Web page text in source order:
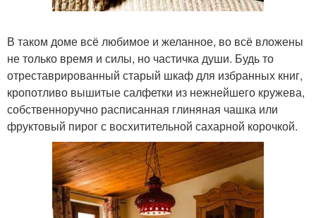
В таком доме всё любимое и желанное, во всё вложены
не только время и силы, но частичка души. Будь то
отреставрированный старый шкаф для избранных книг,
кропотливо вышитые салфетки из нежнейшего кружева,
собственноручно расписанная глиняная чашка или
фруктовый пирог с восхитительной сахарной корочкой.